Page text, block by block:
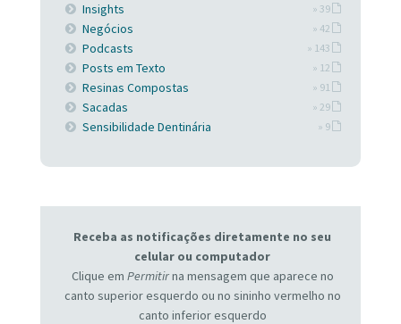
Insights » 39
Negócios » 42
Podcasts » 143
Posts em Texto » 12
Resinas Compostas » 91
Sacadas » 29
Sensibilidade Dentinária » 9
Receba as notificações diretamente no seu
celular ou computador
Clique em Permitirna mensagem que aparece no
canto superior esquerdo ou no sininho vermelho no
canto inferior esquerdo